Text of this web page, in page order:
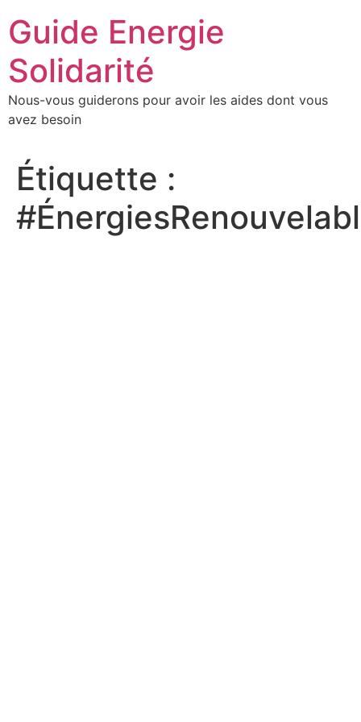
au
contenu
Guide Energie
Solidarité
Nous-vous guiderons pour avoir les aides dont vous
avez besoin
Étiquette :